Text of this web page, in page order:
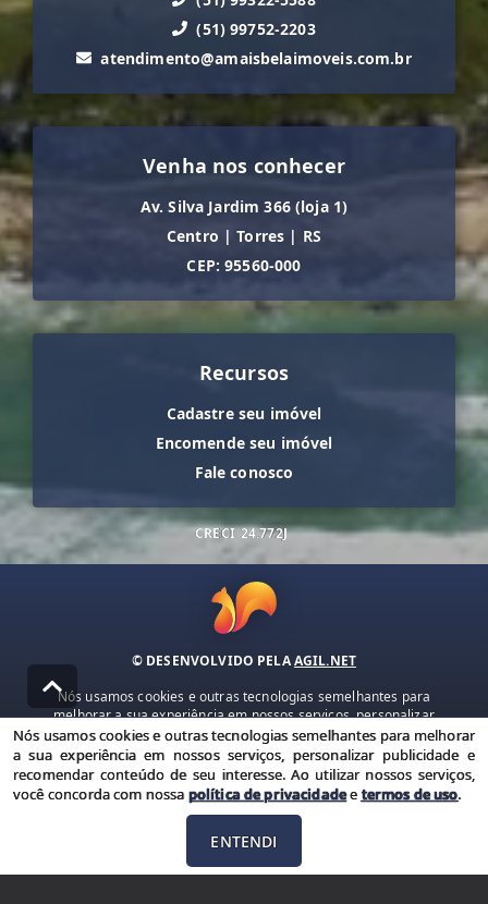
(51) 99752-2203
atendimento@amaisbelaimoveis.com.br
Venha nos conhecer
Av. Silva Jardim 366 (loja 1)
Centro | Torres | RS
CEP: 95560-000
Recursos
Cadastre seu imóvel
Encomende seu imóvel
Fale conosco
CRECI 24.772J
© DESENVOLVIDO PELAAGIL.NET
Nós usamos cookies e outras tecnologias semelhantes para
melhorar a sua experiência em nossos serviços, personalizar
publicidade e recomendar conteúdo de seu interesse. Ao utilizar
nossos serviços, você concorda com nossa política de privacidade e
termos de uso.
Política de Privacidade Termos de uso
Nós usamos cookies e outras tecnologias semelhantes para melhorar
a sua experiência em nossos serviços, personalizar publicidade e
recomendar conteúdo de seu interesse. Ao utilizar nossos serviços,
você concorda com nossa política de privacidadeetermos de uso.
ENTENDI